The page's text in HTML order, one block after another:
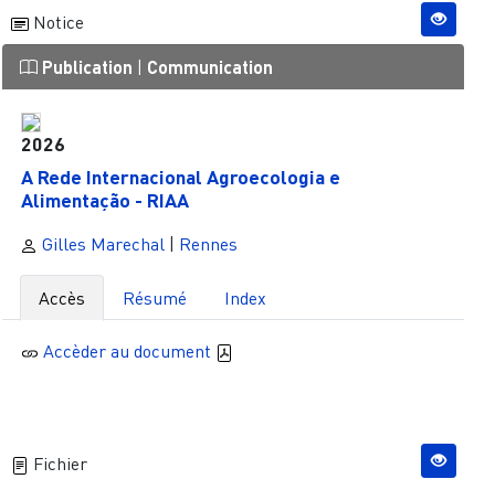
Notice
Publication Communication
2026
A Rede Internacional Agroecologia e
Alimentação - RIAA
Gilles Marechal | Rennes
Accès Résumé Index
Accèder au document
Fichier